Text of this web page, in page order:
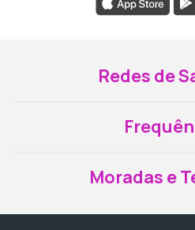
Redes de
Moradas e